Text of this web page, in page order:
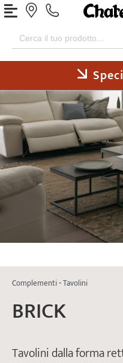
Search
for:
Complementi-Tavolini
BRICK
Tavolini dalla forma